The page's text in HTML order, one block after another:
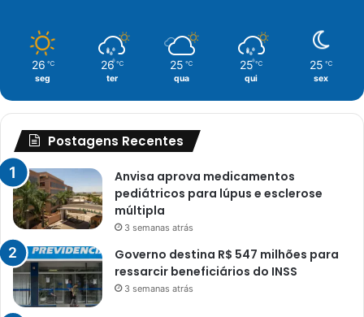
26 ℃
seg
26 ℃
ter
25 ℃
qua
25 ℃
qui
25 ℃
sex
Postagens Recentes
Anvisa aprova medicamentos
pediátricos para lúpus e esclerose
múltipla
3 semanas atrás
Governo destina R$ 547 milhões para
ressarcir beneficiários do INSS
3 semanas atrás